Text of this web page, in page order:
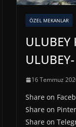
ÖZEL MEKANLAR
ULUBEY
16 Temmuz
Share on
Share on
Share on